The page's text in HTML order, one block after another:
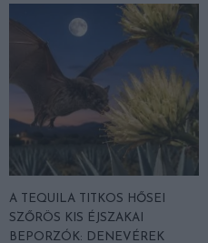
A TEQUILA TITKOS HŐSEI
SZŐRÖS KIS ÉJSZAKAI
BEPORZÓK: DENEVÉREK